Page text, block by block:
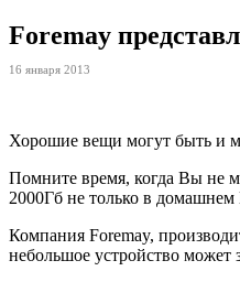
Foremay
16 января 2013
Хорошие вещи могут быть и
Помните время, когда Вы не
2000Гб не только в
Компания Foremay,
небольшое устройство может